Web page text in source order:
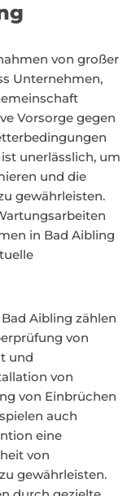
von großer
Unternehmen,
Vorsorge gegen
unerlässlich, um
und die
gewährleisten.
in Bad Aibling
Aibling zählen
von
und
von
von Einbrüchen
auch
eine
von
gewährleisten.